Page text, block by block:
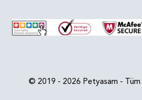
© 2019 - 2026 Petyasam - Tüm